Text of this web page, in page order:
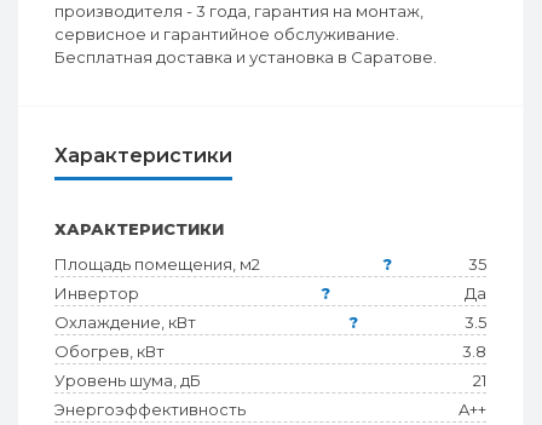
производителя - 3 года, гарантия на монтаж,
сервисное и гарантийное обслуживание.
Бесплатная доставка и установка в Саратове.
Характеристики
ХАРАКТЕРИСТИКИ
Площадь помещения, м2
?
35
Инвертор
?
Да
Охлаждение, кВт
?
3.5
Обогрев, кВт
3.8
Уровень шума, дБ
21
Энергоэффективность
A++